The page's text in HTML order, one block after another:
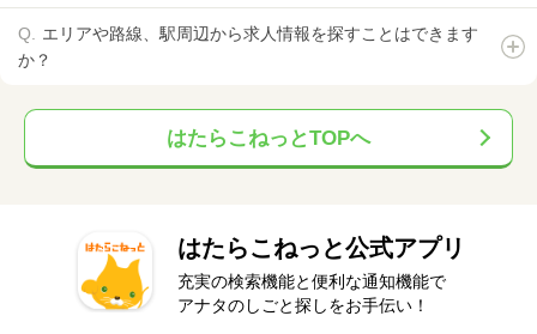
エリアや路線、駅周辺から求人情報を探すことはできます
か？
はたらこねっとTOPへ
はたらこねっと公式アプリ
充実の検索機能と便利な通知機能で
アナタのしごと探しをお手伝い！